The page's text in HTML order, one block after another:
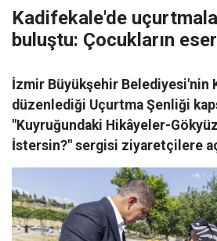
Kadifekale'de
buluştu: Çocukların
İzmir Büyükşehir Belediyesi'nin
düzenlediği Uçurtma Şenliği
"Kuyruğundaki Hikâyeler-
İstersin?" sergisi ziyaretçilere